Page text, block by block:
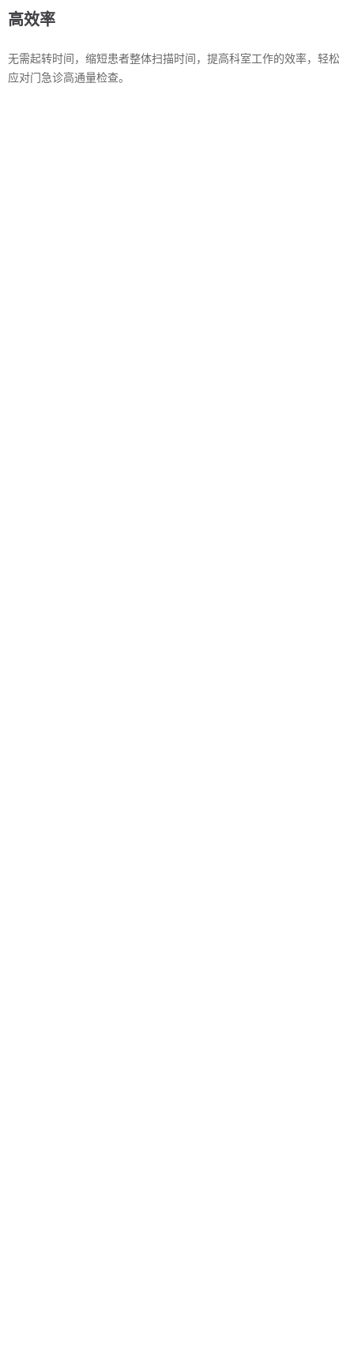
高效率
无需起转时间，缩短患者整体扫描时间，提高科室工作的效率，轻松
应对门急诊高通量检查。